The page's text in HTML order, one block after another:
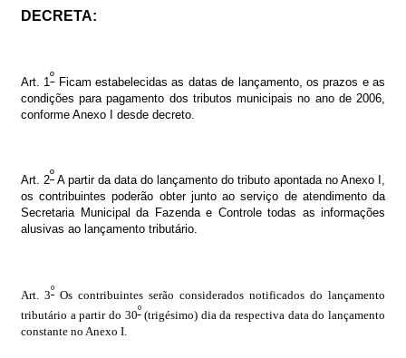
DECRETA:
Art. 1ºFicam estabelecidas as datas de lançamento, os prazos e as
condições para pagamento dos tributos municipais no ano de 2006,
conforme Anexo I desde decreto.
Art. 2º A partir da data do lançamento do tributo apontada no Anexo I,
os contribuintes poderão obter junto ao serviço de atendimento da
Secretaria Municipal da Fazenda e Controle todas as informações
alusivas ao lançamento tributário.
Art. 3º Os contribuintes serão considerados notificados do lançamento
tributário a partir do 30º(trigésimo) dia da respectiva data do lançamento
constante no Anexo I.